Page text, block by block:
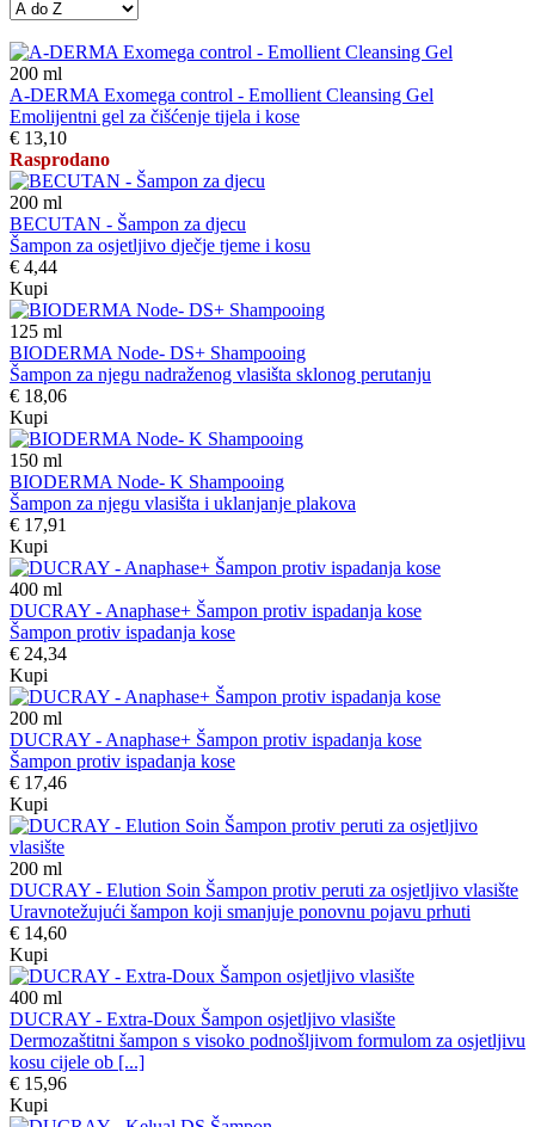
200 ml
A-DERMA Exomega control - Emollient Cleansing Gel
Emolijentni gel za čišćenje tijela i kose
€ 13,10
Rasprodano
200 ml
BECUTAN - Šampon za djecu
Šampon za osjetljivo dječje tjeme i kosu
€ 4,44
Kupi
125 ml
BIODERMA Node- DS+ Shampooing
Šampon za njegu nadraženog vlasišta sklonog perutanju
€ 18,06
Kupi
150 ml
BIODERMA Node- K Shampooing
Šampon za njegu vlasišta i uklanjanje plakova
€ 17,91
Kupi
400 ml
DUCRAY - Anaphase+ Šampon protiv ispadanja kose
Šampon protiv ispadanja kose
€ 24,34
Kupi
200 ml
DUCRAY - Anaphase+ Šampon protiv ispadanja kose
Šampon protiv ispadanja kose
€ 17,46
Kupi
200 ml
DUCRAY - Elution Soin Šampon protiv peruti za osjetljivo vlasište
Uravnotežujući šampon koji smanjuje ponovnu pojavu prhuti
€ 14,60
Kupi
400 ml
DUCRAY - Extra-Doux Šampon osjetljivo vlasište
Dermozaštitni šampon s visoko podnošljivom formulom za osjetljivu
kosu cijele ob [...]
€ 15,96
Kupi